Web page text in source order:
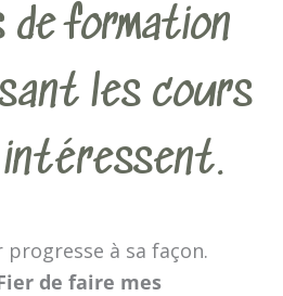
formation
les cours
intéressent.
progresse à sa façon.
de faire mes